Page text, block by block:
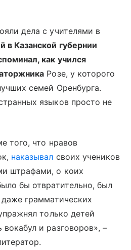
дела с учителями в
в Казанской губернии
как учился
Розе, у которого
семей Оренбурга.
языков просто не
того, что нравов
наказывал своих учеников
штрафами, о коих
бы отвратительно, был
грамматических
только детей
и разговоров», –